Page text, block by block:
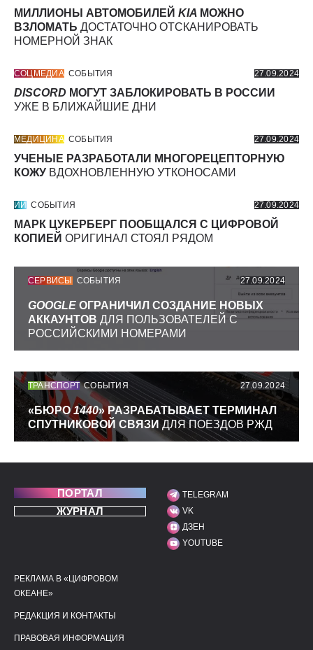
МИЛЛИОНЫ АВТОМОБИЛЕЙ KIA МОЖНО
ВЗЛОМАТЬ ДОСТАТОЧНО ОТСКАНИРОВАТЬ
НОМЕРНОЙ ЗНАК
СОЦМЕДИА СОБЫТИЯ 27.09.2024
DISCORD МОГУТ ЗАБЛОКИРОВАТЬ В РОССИИ
УЖЕ В БЛИЖАЙШИЕ ДНИ
МЕДИЦИНА СОБЫТИЯ 27.09.2024
УЧЕНЫЕ РАЗРАБОТАЛИ МНОГОРЕЦЕПТОРНУЮ
КОЖУ ВДОХНОВЛЕННУЮ УТКОНОСАМИ
ИИ СОБЫТИЯ 27.09.2024
МАРК ЦУКЕРБЕРГ ПООБЩАЛСЯ С ЦИФРОВОЙ
КОПИЕЙ ОРИГИНАЛ СТОЯЛ РЯДОМ
СЕРВИСЫ СОБЫТИЯ 27.09.2024
GOOGLE ОГРАНИЧИЛ СОЗДАНИЕ НОВЫХ
АККАУНТОВ ДЛЯ ПОЛЬЗОВАТЕЛЕЙ С
РОССИЙСКИМИ НОМЕРАМИ
ТРАНСПОРТ СОБЫТИЯ 27.09.2024
«БЮРО1440» РАЗРАБАТЫВАЕТ ТЕРМИНАЛ
СПУТНИКОВОЙ СВЯЗИ ДЛЯ ПОЕЗДОВ РЖД
ПОРТАЛ
ЖУРНАЛ
МЫ В СОЦИАЛЬНЫХ
TELEGRAM
VK
ДЗЕН
YOUTUBE
ПОЛЕЗНЫЕ ССЫЛКИ
РЕКЛАМА В «ЦИФРОВОМ
ОКЕАНЕ»
РЕДАКЦИЯ И КОНТАКТЫ
ПРАВОВАЯ ИНФОРМАЦИЯ